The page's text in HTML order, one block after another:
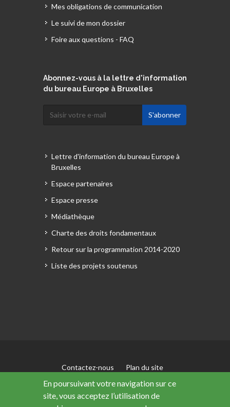
En poursuivant votre navigation sur ce
site, vous acceptez l’utilisation de
Mes obligations de communication
Le suivi de mon dossier
Foire aux questions - FAQ
Abonnez-vous à la lettre d'information
du bureau Europe à Bruxelles
Lettre d'information du bureau Europe à
Bruxelles
Espace partenaires
Espace presse
Médiathèque
Charte des droits fondamentaux
Retour sur la programmation 2014-2020
Liste des projets soutenus
Contactez-nous
Plan du site
Mentions légales
Accessibilité : non conforme